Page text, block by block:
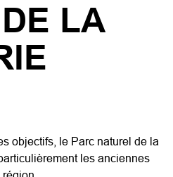
LA
objectifs, le Parc naturel de la
les anciennes